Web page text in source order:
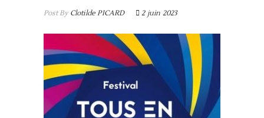
Post ByClotilde PICARD 2 juin 2023